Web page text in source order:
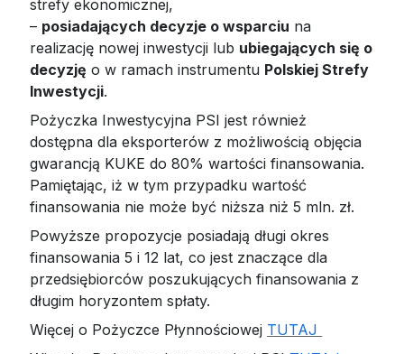
strefy ekonomicznej,
– posiadających decyzje o wsparciu na
realizację nowej inwestycji lub ubiegających się o
decyzję o w ramach instrumentu Polskiej Strefy
Inwestycji.
Pożyczka Inwestycyjna PSI jest również
dostępna dla eksporterów z możliwością objęcia
gwarancją KUKE do 80% wartości finansowania.
Pamiętając, iż w tym przypadku wartość
finansowania nie może być niższa niż 5 mln. zł.
Powyższe propozycje posiadają długi okres
finansowania 5 i 12 lat, co jest znaczące dla
przedsiębiorców poszukujących finansowania z
długim horyzontem spłaty.
Więcej o Pożyczce Płynnościowej TUTAJ